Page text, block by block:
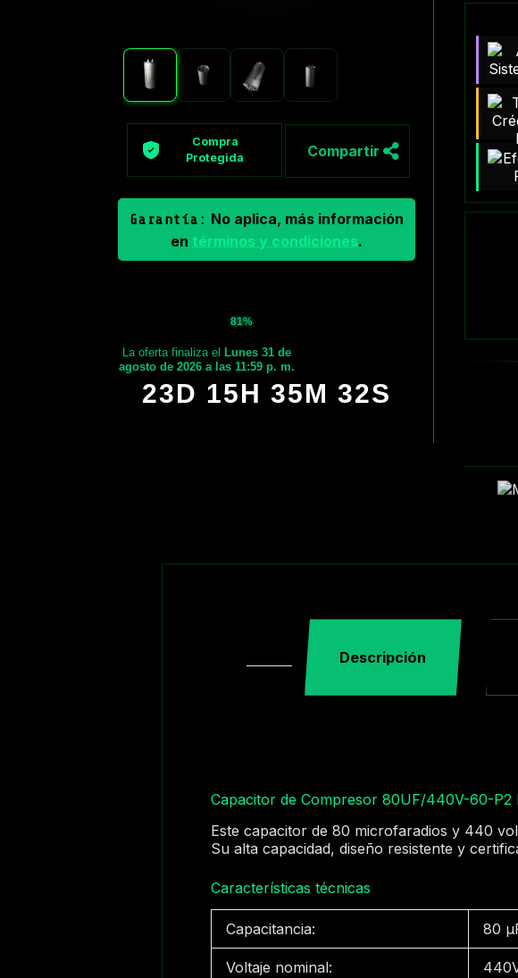
Compra
Protegida
Compartir
Garantía: No aplica, más información
en términos y condiciones.
81%
La oferta finaliza elLunes 31 de
agosto de 2026 a las 11:59 p. m.
23D 15H 35M 31S
Descripción
Capacitor de Compresor 80UF/440V-60-P2
Este capacitor de 80 microfaradios y 440
Su alta capacidad, diseño resistente y
Características técnicas
Capacitancia: 80
Voltaje nominal: